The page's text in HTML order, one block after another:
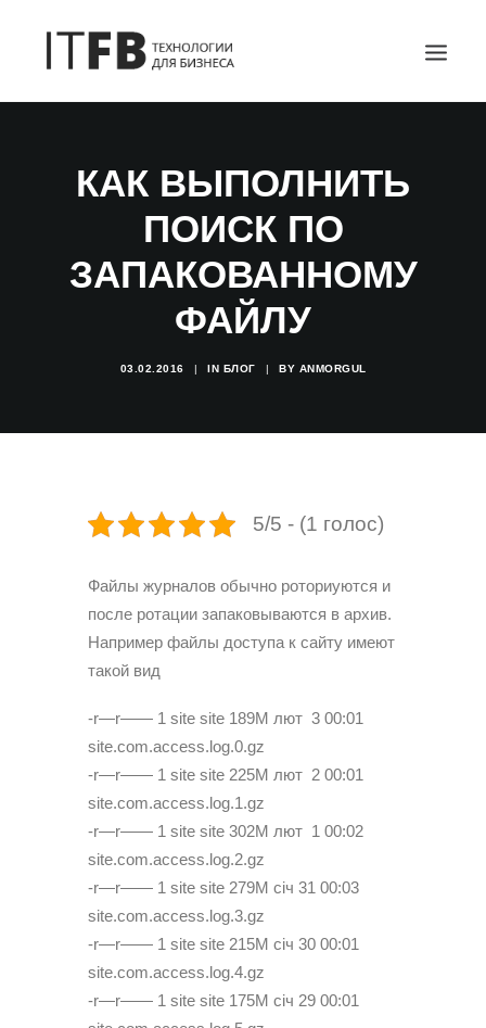
DEVOPS
АДМИНИСТРИРОВАНИЕ СЕРВЕРОВ
БЛОГ
КАК ВЫПОЛНИТЬ
ПОИСК ПО
ЗАПАКОВАННОМУ
ФАЙЛУ
03.02.2016 | IN БЛОГ | BY ANMORGUL
5/5 - (1 голос)
Файлы журналов обычно роториуются и
после ротации запаковываются в архив.
Например файлы доступа к сайту имеют
такой вид
-r—r—— 1 site site 189M лют 3 00:01
site.com.access.log.0.gz
-r—r—— 1 site site 225M лют 2 00:01
site.com.access.log.1.gz
-r—r—— 1 site site 302M лют 1 00:02
site.com.access.log.2.gz
-r—r—— 1 site site 279M січ 31 00:03
site.com.access.log.3.gz
-r—r—— 1 site site 215M січ 30 00:01
site.com.access.log.4.gz
-r—r—— 1 site site 175M січ 29 00:01